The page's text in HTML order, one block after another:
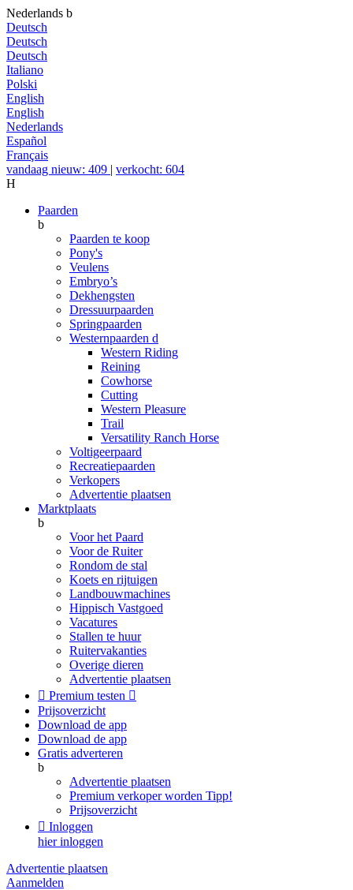
Nederlands b
Deutsch
Deutsch
Deutsch
Italiano
Polski
English
English
Nederlands
Español
Français
vandaag nieuw: 409 | verkocht: 604
H
Paarden
b
Paarden te koop
Pony's
Veulens
Embryo’s
Dekhengsten
Dressuurpaarden
Springpaarden
Westernpaarden d
Western Riding
Reining
Cowhorse
Cutting
Western Pleasure
Trail
Versatility Ranch Horse
Voltigeerpaard
Recreatiepaarden
Verkopers
Advertentie plaatsen
Marktplaats
b
Voor het Paard
Voor de Ruiter
Rondom de stal
Koets en rijtuigen
Landbouwmachines
Hippisch Vastgoed
Vacatures
Stallen te huur
Ruitervakanties
Overige dieren
Advertentie plaatsen
 Premium testen 
Prijsoverzicht
Download de app
Download de app
Gratis adverteren
b
Advertentie plaatsen
Premium verkoper worden Tipp!
Prijsoverzicht
 Inloggen
hier inloggen
Advertentie plaatsen
Aanmelden